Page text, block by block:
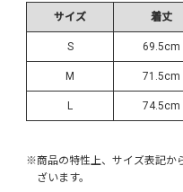
サイズ 着丈
S 69.5cm
M 71.5cm
L 74.5cm
※商品の特性上、サイズ表記か
ざいます。